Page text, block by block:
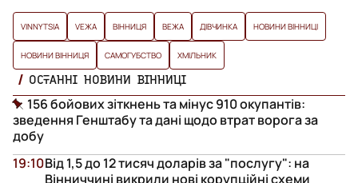
VINNYTSIA VЕЖА ВІННИЦЯ ВЕЖА ДІВЧИНКА НОВИНИ ВІННИЦІ
НОВИНИ ВІННИЦЯ САМОГУБСТВО ХМІЛЬНИК
ОСТАННІ НОВИНИ ВІННИЦІ
156 бойових зіткнень та мінус 910 окупантів:
зведення Генштабу та дані щодо втрат ворога за
добу
Від 1,5 до 12 тисяч доларів за "послугу": на
Вінниччині викрили нові корупційні схеми
19:10